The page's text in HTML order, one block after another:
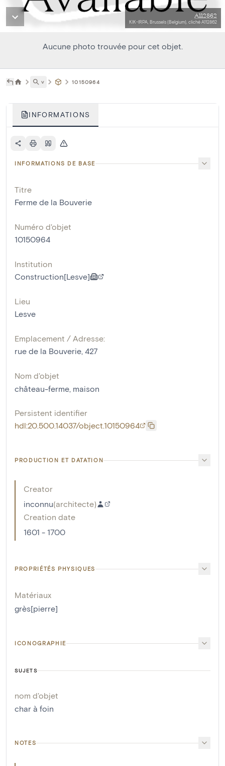
A112862
KIK-IRPA, Brussels (Belgium), cliché A112862
Aucune photo trouvée pour cet objet.
˅ 10150964
INFORMATIONS
INFORMATIONS DE BASE
Titre
Ferme de la Bouverie
Numéro d'objet
10150964
Institution
Construction[Lesve]
Lieu
Lesve
Emplacement / Adresse:
rue de la Bouverie, 427
Nom d'objet
château-ferme, maison
Persistent identifier
hdl:20.500.14037/object.10150964
PRODUCTION ET DATATION
Creator
inconnu(architecte)
Creation date
1601 - 1700
PROPRIÉTÉS PHYSIQUES
Matériaux
grès[pierre]
ICONOGRAPHIE
SUJETS
nom d'objet
char à foin
NOTES